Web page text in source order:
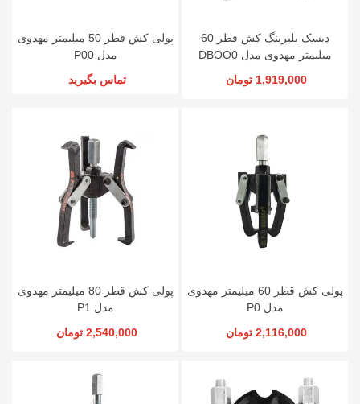
دیسک بلبرینگ کش قطر 60
میلیمتر مهدوی مدل DBOO0
1,919,000 تومان
پولی کش قطر 50 میلیمتر مهدوی
مدل P00
تماس بگیرید
پولی کش قطر 60 میلیمتر مهدوی
مدل P0
2,116,000 تومان
پولی کش قطر 80 میلیمتر مهدوی
مدل P1
2,540,000 تومان